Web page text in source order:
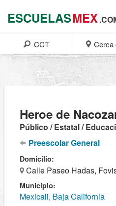
ESCUELASMEX
CCT Cerca
Heroe de
Público / Estatal /
Preescolar General
Domicilio:
Calle Paseo Hadas,
Municipio:
Mexicali, Baja California